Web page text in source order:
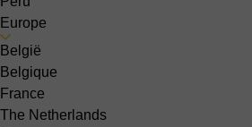
Europe
België
Belgique
France
The Netherlands